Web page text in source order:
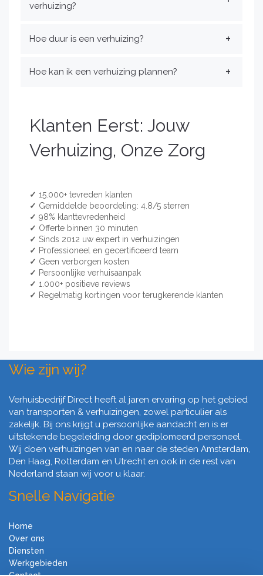
verhuizing?
Hoe duur is een verhuizing?
Hoe kan ik een verhuizing plannen?
Klanten Eerst: Jouw
Verhuizing, Onze Zorg
✓ 15.000+ tevreden klanten
✓ Gemiddelde beoordeling: 4.8/5 sterren
✓ 98% klanttevredenheid
✓ Offerte binnen 30 minuten
✓ Sinds 2012 uw expert in verhuizingen
✓ Professioneel en gecertificeerd team
✓ Geen verborgen kosten
✓ Persoonlijke verhuisaanpak
✓ 1.000+ positieve reviews
✓ Regelmatig kortingen voor terugkerende klanten
Wie zijn wij?
Verhuisbedrijf Direct heeft al jaren ervaring op het gebied
van transporten & verhuizingen, zowel particulier als
zakelijk. Bij ons krijgt u persoonlijke aandacht en is er
uitstekende begeleiding door gediplomeerd personeel.
Wij doen verhuizingen van en naar de steden Amsterdam,
Den Haag, Rotterdam en Utrecht en ook in de rest van
Nederland staan wij voor u klaar.
Snelle Navigatie
Home
Over ons
Diensten
Werkgebieden